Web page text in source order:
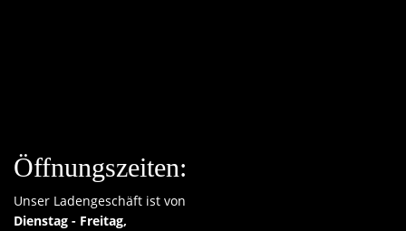
Öffnungszeiten:
Unser Ladengeschäft ist von
Dienstag - Freitag,